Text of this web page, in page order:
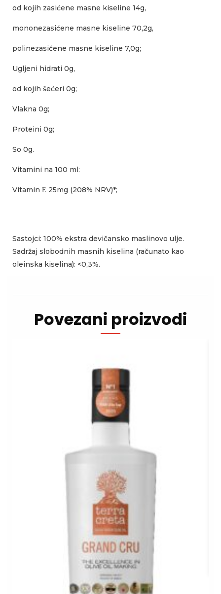
od kojih zasićene masne kiseline 14g,
mononezasićene masne kiseline 70,2g,
polinezasićene masne kiseline 7,0g;
Ugljeni hidrati 0g,
od kojih šećeri 0g;
Vlakna 0g;
Proteini 0g;
So 0g.
Vitamini na 100 ml:
Vitamin Ε 25mg (208% NRV)*;
Sastojci: 100% ekstra devičansko maslinovo ulje.
Sadržaj slobodnih masnih kiselina (računato kao
oleinska kiselina): <0,3%.
Povezani proizvodi